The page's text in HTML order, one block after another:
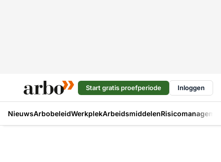
Start gratis proefperiode Inloggen
NieuwsArbobeleidWerkplekArbeidsmiddelen